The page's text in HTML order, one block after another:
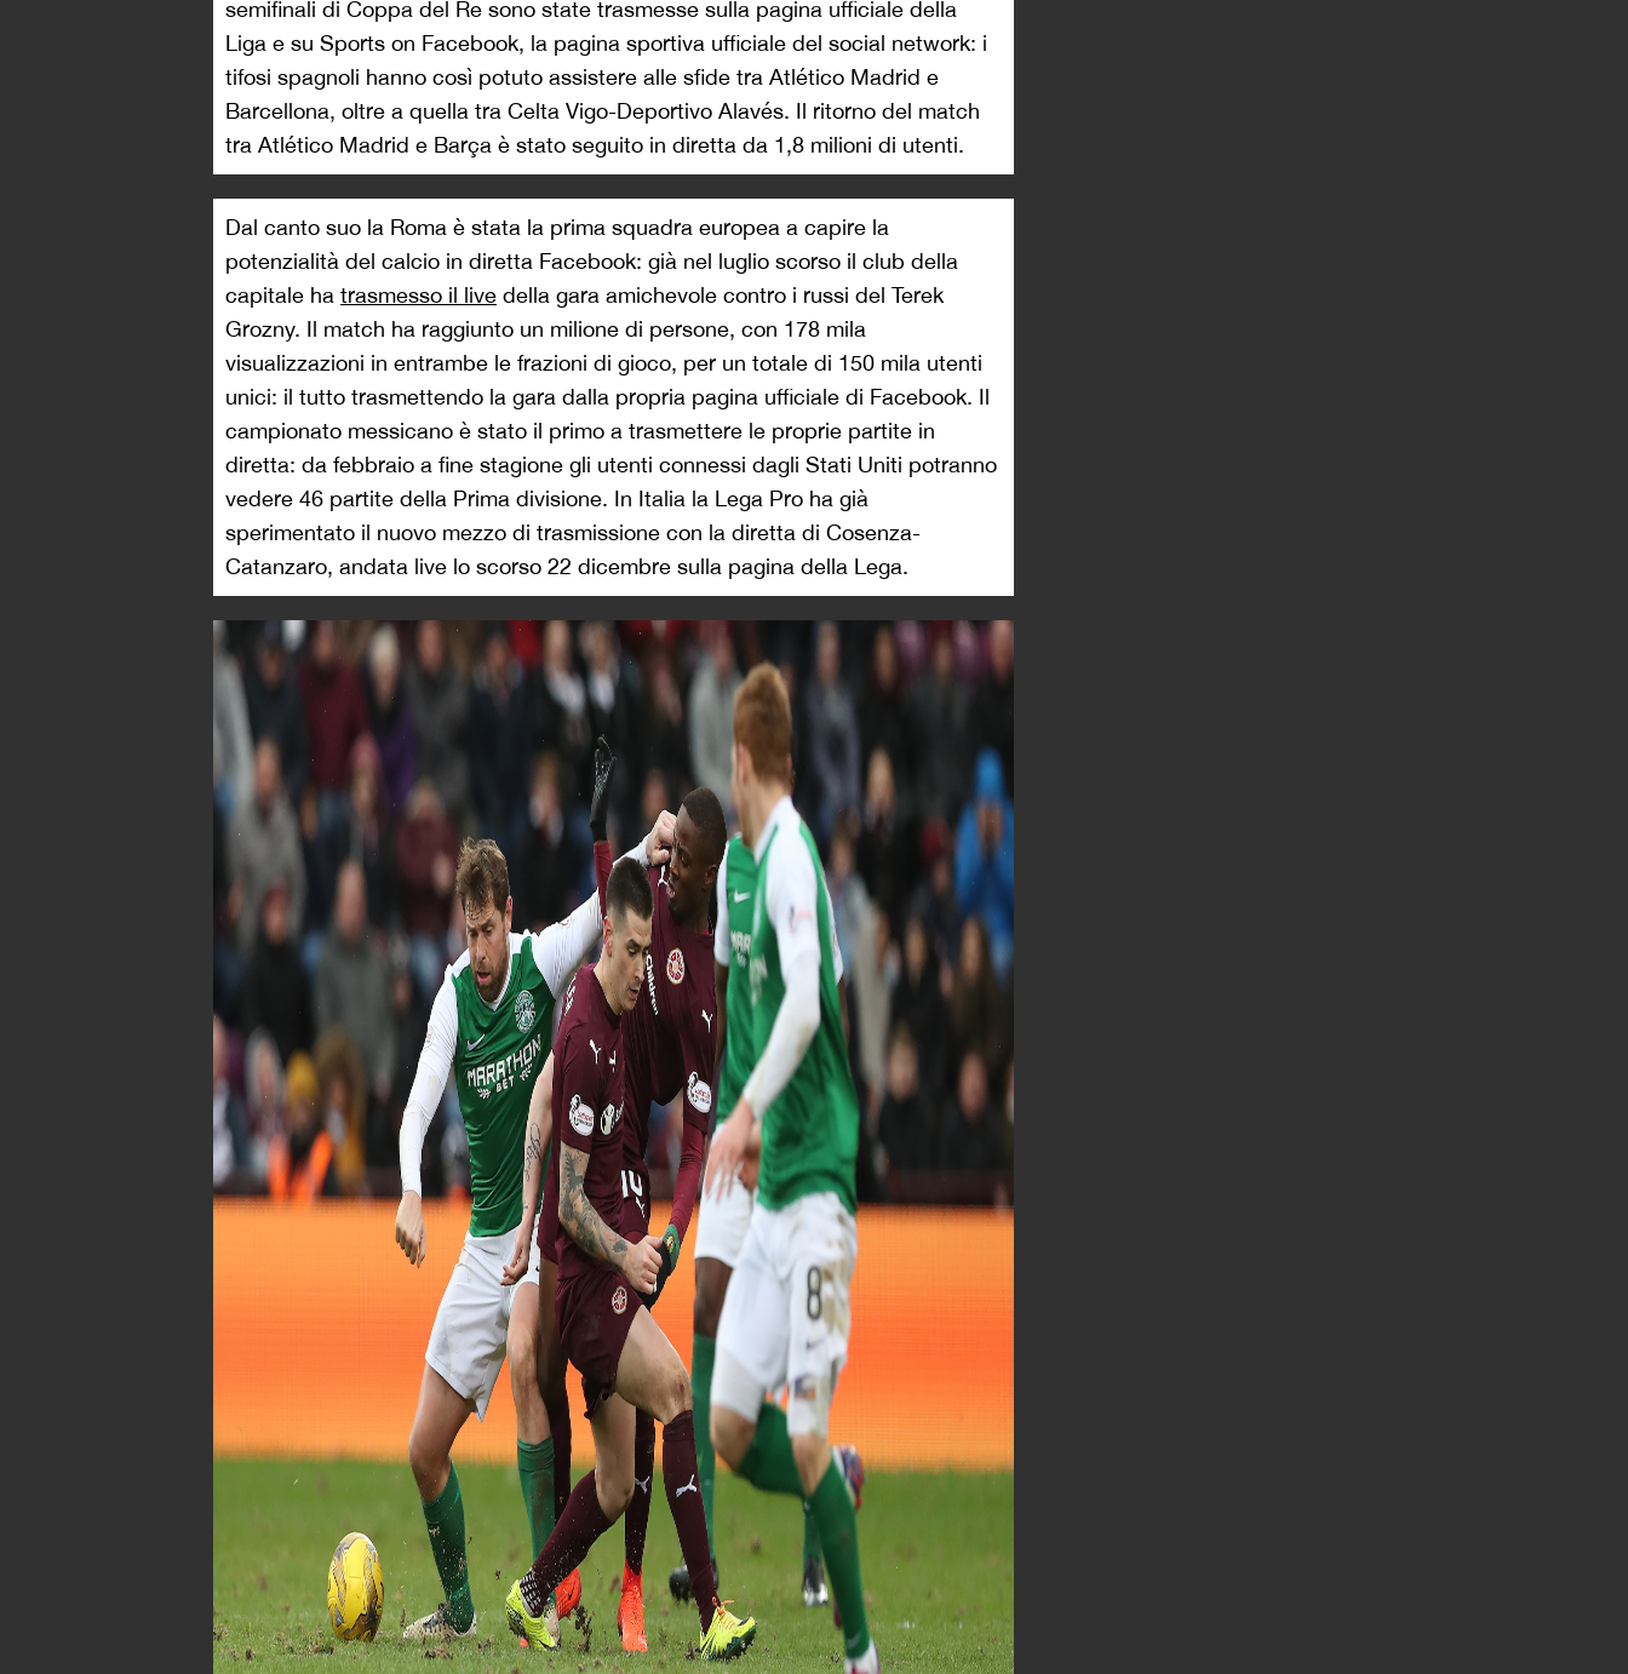
semifinali di Coppa del Re sono state trasmesse sulla pagina ufficiale della
Liga e su Sports on Facebook, la pagina sportiva ufficiale del social network: i
tifosi spagnoli hanno così potuto assistere alle sfide tra Atlético Madrid e
Barcellona, oltre a quella tra Celta Vigo-Deportivo Alavés. Il ritorno del match
tra Atlético Madrid e Barça è stato seguito in diretta da 1,8 milioni di utenti.
Dal canto suo la Roma è stata la prima squadra europea a capire la
potenzialità del calcio in diretta Facebook: già nel luglio scorso il club della
capitale ha trasmesso il live della gara amichevole contro i russi del Terek
Grozny. Il match ha raggiunto un milione di persone, con 178 mila
visualizzazioni in entrambe le frazioni di gioco, per un totale di 150 mila utenti
unici: il tutto trasmettendo la gara dalla propria pagina ufficiale di Facebook. Il
campionato messicano è stato il primo a trasmettere le proprie partite in
diretta: da febbraio a fine stagione gli utenti connessi dagli Stati Uniti potranno
vedere 46 partite della Prima divisione. In Italia la Lega Pro ha già
sperimentato il nuovo mezzo di trasmissione con la diretta di Cosenza-
Catanzaro, andata live lo scorso 22 dicembre sulla pagina della Lega.